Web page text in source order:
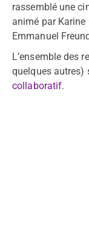
rassemblé une
animé par Karine
Emmanuel
L’ensemble des
quelques
collaboratif.